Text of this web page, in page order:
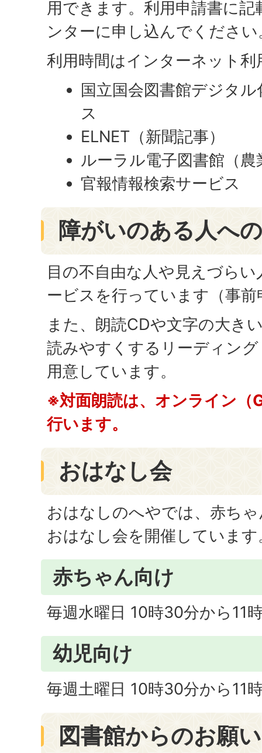
用できます。利用申請書に
ンターに申し込んでください
利用時間はインターネット
国立国会図書館デジタ
ス
ELNET（新聞記事）
ルーラル電子図書館（農
官報情報検索サービス
障がいのある人へ
目の不自由な人や見えづら
ービスを行っています（事前
また、朗読CDや文字の大き
読みやすくするリーディン
用意しています。
※対面朗読は、オンライン
行います。
おはなし会
おはなしのへやでは、赤ち
おはなし会を開催しています
赤ちゃん向け
毎週水曜日 10時30分から11
幼児向け
毎週土曜日 10時30分から11
図書館からのお願い